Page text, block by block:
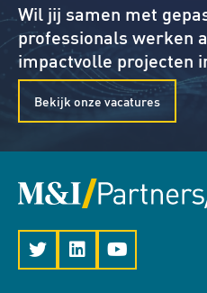
Wil jij samen met
professionals werken
impactvolle projecten
Bekijk onze vacatures